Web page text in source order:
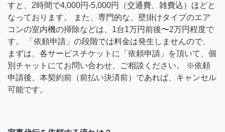
すと、2時間で4,000円-5,000円（交通費、雑費込）ほどと
なっております。 また、専門的な、壁掛けタイプのエア
コンの室内機の掃除などは、1台1万円前後〜2万円程度で
す。 「依頼申請」の段階では料金は発生しませんので、
まずは、各サービスチケットに「依頼申請」を頂いて、個
別チャットにてお問い合わせ、ご相談ください。 ※依頼
申請後、本契約前（前払い決済前）であれば、キャンセル
可能です。